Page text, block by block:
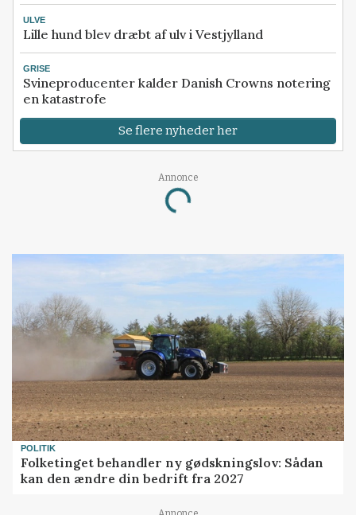
ULVE
Lille hund blev dræbt af ulv i Vestjylland
GRISE
Svineproducenter kalder Danish Crowns notering
en katastrofe
Se flere nyheder her
Annonce
Loading...
POLITIK
Folketinget behandler ny gødskningslov: Sådan
kan den ændre din bedrift fra 2027